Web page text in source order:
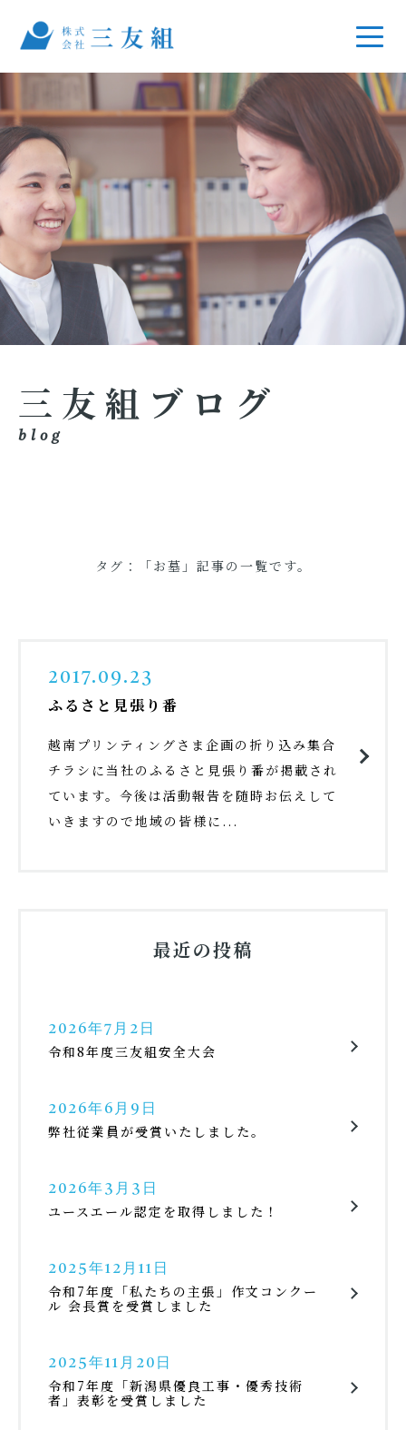
三友組ブログ
blog
タグ：「お墓」記事の一覧です。
2017.09.23
ふるさと見張り番
越南プリンティングさま企画の折り込み集合
チラシに当社のふるさと見張り番が掲載され
ています。今後は活動報告を随時お伝えして
いきますので地域の皆様に...
最近の投稿
2026年7月2日
令和8年度三友組安全大会
2026年6月9日
弊社従業員が受賞いたしました。
2026年3月3日
ユースエール認定を取得しました！
2025年12月11日
令和7年度「私たちの主張」作文コンクー
ル 会長賞を受賞しました
2025年11月20日
令和7年度「新潟県優良工事・優秀技術
者」表彰を受賞しました